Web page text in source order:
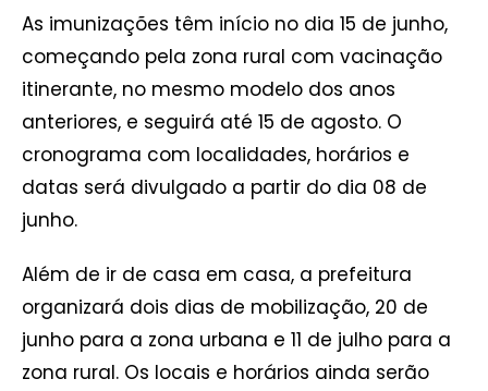
As imunizações têm início no dia 15 de junho,
começando pela zona rural com vacinação
itinerante, no mesmo modelo dos anos
anteriores, e seguirá até 15 de agosto. O
cronograma com localidades, horários e
datas será divulgado a partir do dia 08 de
junho.
Além de ir de casa em casa, a prefeitura
organizará dois dias de mobilização, 20 de
junho para a zona urbana e 11 de julho para a
zona rural. Os locais e horários ainda serão